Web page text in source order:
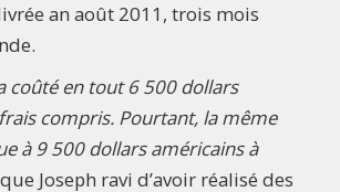
an août 2011, trois mois
coûté en tout 6 500 dollars
compris. Pourtant, la même
à 9 500 dollars américains à
Joseph ravi d’avoir réalisé des